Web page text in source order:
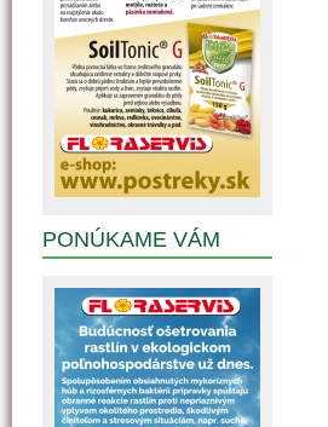
PONÚKAME VÁM